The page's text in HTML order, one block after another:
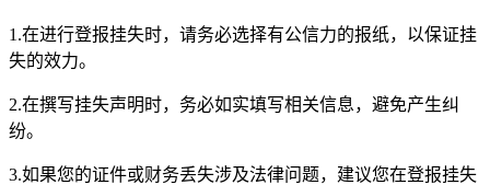
1.在进行登报挂失时，请务必选择有公信力的报纸，以保证挂
失的效力。
2.在撰写挂失声明时，务必如实填写相关信息，避免产生纠
纷。
3.如果您的证件或财务丢失涉及法律问题，建议您在登报挂失